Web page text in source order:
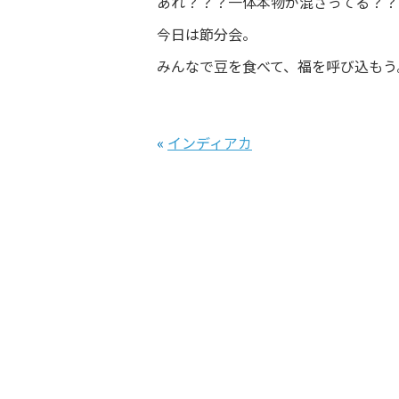
今日は節分会。
みんなで豆を食べて、福を呼び込もう
« インディアカ